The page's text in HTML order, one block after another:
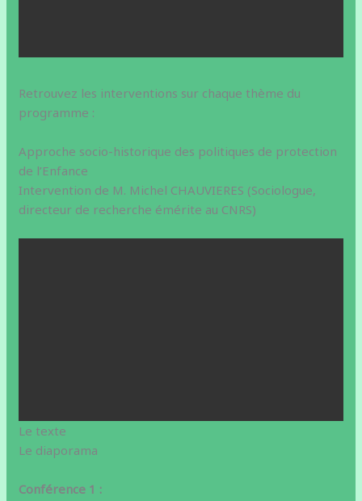
Retrouvez les interventions sur chaque thème du
programme :
Approche socio-historique des politiques de protection
de l’Enfance
Intervention de M. Michel CHAUVIERES (Sociologue,
directeur de recherche émérite au CNRS)
Le texte
Le diaporama
Conférence 1 :